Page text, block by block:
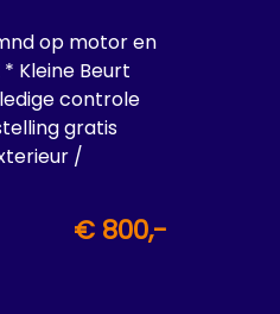
op motor en
Kleine Beurt
controle
gratis
/
€ 800,-